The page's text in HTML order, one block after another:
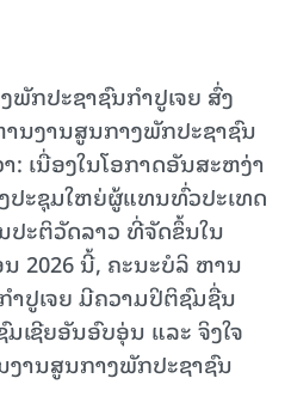
ກປະຊາຊົນກໍາປູເຈຍ ສົ່ງ
ນງານສູນກາງພັກປະຊາຊົນ
: ເນື່ອງໃນໂອກາດອັນສະຫງ່າ
ປະຊຸມໃຫຍ່ຜູ້ແທນທົ່ວປະເທດ
ປະຕິວັດລາວ ທີ່ຈັດຂຶ້ນໃນ
2026 ນີ້, ຄະນະບໍລິ ຫານ
ປູເຈຍ ມີຄວາມປິຕິຊົມຊື່ນ
ເຊີຍອັນອົບອຸ່ນ ແລະ ຈິງໃຈ
ານສູນກາງພັກປະຊາຊົນ